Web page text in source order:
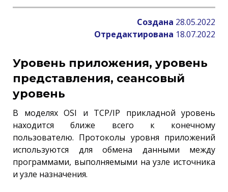
Создана 28.05.2022
Отредактирована 18.07.2022
Уровень приложения, уровень
представления, сеансовый
уровень
В моделях OSI и TCP/IP прикладной уровень
находится ближе всего к конечному
пользователю. Протоколы уровня приложений
используются для обмена данными между
программами, выполняемыми на узле источника
и узле назначения.